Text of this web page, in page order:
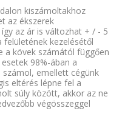
kiszámoltakhoz
az ékszerek
az ár is változhat + / - 5
felületének kezelésétől
a kövek számától függően
98%-ában a
emellett cégünk
eltérés lépne fel a
súly között, akkor az ne
végösszeggel